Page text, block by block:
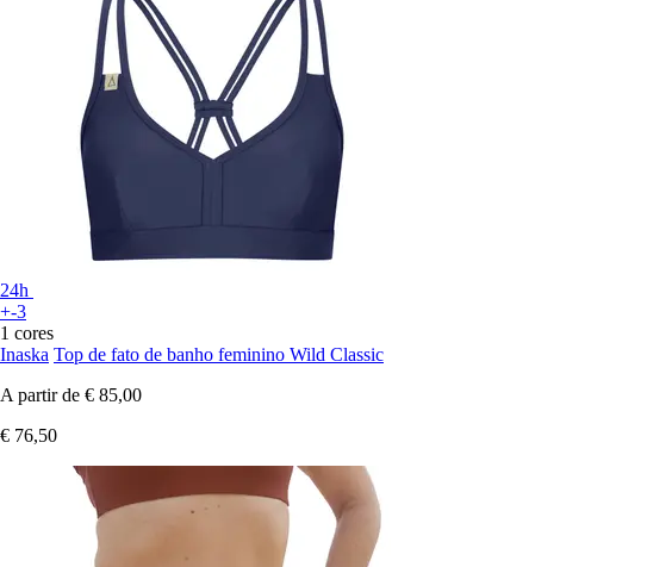
24h
+-3
1 cores
Inaska Top de fato de banho feminino Wild Classic
A partir de € 85,00
€ 76,50